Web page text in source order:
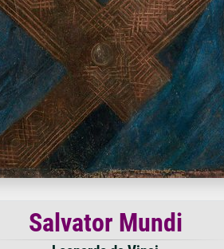
Salvator Mundi